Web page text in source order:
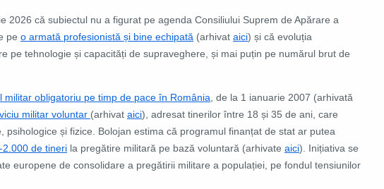
2026 că subiectul nu a figurat pe agenda Consiliului Suprem de Apărare a
pe o armată profesionistă și bine echipată (arhivat aici) și că evoluția
pe tehnologie și capacități de supraveghere, și mai puțin pe numărul brut de
militar obligatoriu pe timp de pace în România , de la 1 ianuarie 2007 (arhivată
militar voluntar (arhivat aici), adresat tinerilor între 18 și 35 de ani, care
psihologice și fizice. Bolojan estima că programul finanțat de stat ar putea
de tineri la pregătire militară pe bază voluntară (arhivate aici). Inițiativa se
europene de consolidare a pregătirii militare a populației, pe fondul tensiunilor